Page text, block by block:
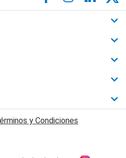
y Condiciones